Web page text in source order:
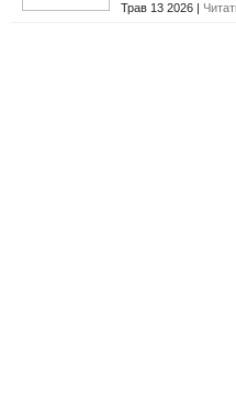
Трав 13 2026 |